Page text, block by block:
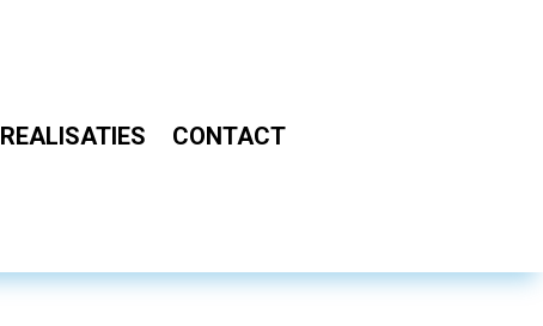
REALISATIES CONTACT